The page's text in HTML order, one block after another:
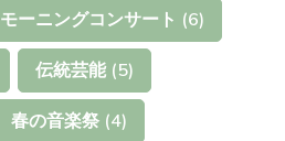
モーニングコンサート (6)
伝統芸能 (5)
春の音楽祭 (4)